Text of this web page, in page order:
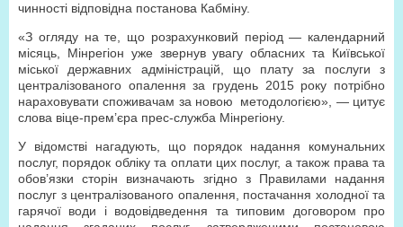
чинності відповідна постанова Кабміну.
«З огляду на те, що розрахунковий період — календарний
місяць, Мінрегіон уже звернув увагу обласних та Київської
міської державних адміністрацій, що плату за послуги з
централізованого опалення за грудень 2015 року потрібно
нараховувати споживачам за новою методологією», — цитує
слова віце-прем’єра прес-служба Мінрегіону.
У відомстві нагадують, що порядок надання комунальних
послуг, порядок обліку та оплати цих послуг, а також права та
обов’язки сторін визначають згідно з Правилами надання
послуг з централізованого опалення, постачання холодної та
гарячої води і водовідведення та типовим договором про